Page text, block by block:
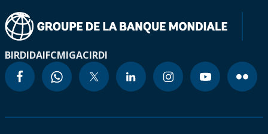
BIRDIDAIFCMIGACIRDI